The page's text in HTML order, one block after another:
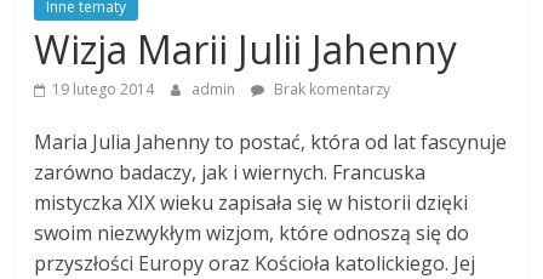
Inne tematy
Wizja Marii Julii Jahenny
19 lutego 2014 admin Brak komentarzy
Maria Julia Jahenny to postać, która od lat fascynuje
zarówno badaczy, jak i wiernych. Francuska
mistyczka XIX wieku zapisała się w historii dzięki
swoim niezwykłym wizjom, które odnoszą się do
przyszłości Europy oraz Kościoła katolickiego. Jej